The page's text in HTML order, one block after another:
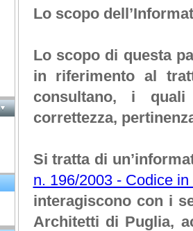
Lo scopo
Lo scopo di questa
in riferimento al
consultano, i
correttezza,
Si tratta di
n. 196/2003 - Codice
interagiscono con i
Architetti di Puglia,